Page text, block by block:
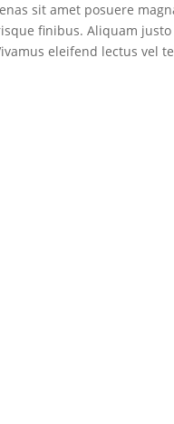
sit amet posuere
finibus. Aliquam
eleifend lectus vel